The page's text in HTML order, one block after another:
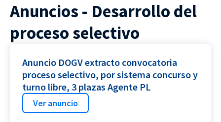
Anuncios - Desarrollo del
proceso selectivo
Anuncio DOGV extracto convocatoria
proceso selectivo, por sistema concurso y
turno libre, 3 plazas Agente PL
Ver anuncio